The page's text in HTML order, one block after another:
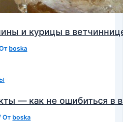
и курицы в
boska
— как не ошибиться в
От boska